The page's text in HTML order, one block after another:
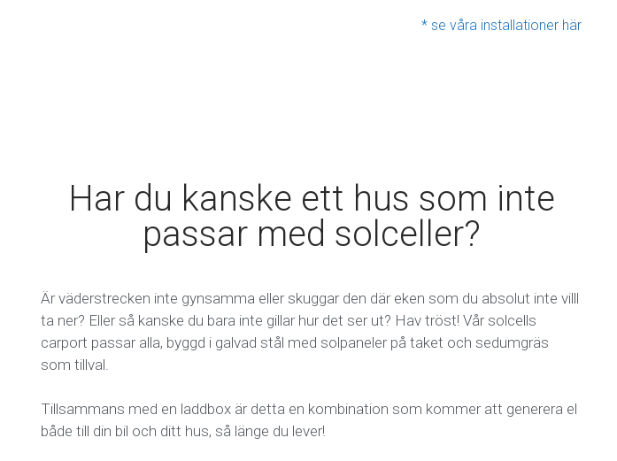
* se våra installationer här
Har du kanske ett hus som inte
passar med solceller?
Är väderstrecken inte gynsamma eller skuggar den där eken som du absolut inte villl
ta ner? Eller så kanske du bara inte gillar hur det ser ut? Hav tröst! Vår solcells
carport passar alla, byggd i galvad stål med solpaneler på taket och sedumgräs
som tillval.
Tillsammans med en laddbox är detta en kombination som kommer att generera el
både till din bil och ditt hus, så länge du lever!